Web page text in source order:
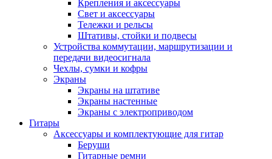
Крепления и аксессуары
Свет и аксессуары
Тележки и рельсы
Штативы, стойки и подвесы
Устройства коммутации, маршрутизации и
передачи видеосигнала
Чехлы, сумки и кофры
Экраны
Экраны на штативе
Экраны настенные
Экраны с электроприводом
Гитары
Аксессуары и комплектующие для гитар
Беруши
Гитарные ремни